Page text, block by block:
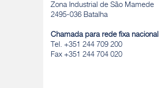
Zona Industrial de São Mamede
2495-036 Batalha
Chamada para rede fixa nacional
Tel. +351 244 709 200
Fax +351 244 704 020